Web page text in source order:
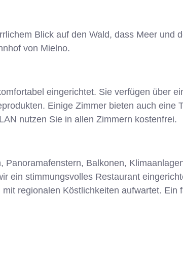
Blick auf den Wald, dass Meer und
von Mielno.
eingerichtet. Sie verfügen über
Einige Zimmer bieten auch
nutzen Sie in allen Zimmern kostenfrei.
Panoramafenstern, Balkonen,
ein stimmungsvolles Restaurant
regionalen Köstlichkeiten aufwartet.